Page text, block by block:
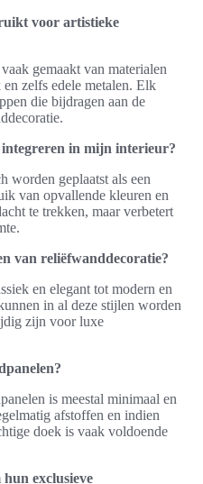
voor artistieke
gemaakt van materialen
zelfs edele metalen. Elk
die bijdragen aan de
in mijn interieur?
worden geplaatst als een
van opvallende kleuren en
te trekken, maar verbetert
van reliëfwanddecoratie?
en elegant tot modern en
in al deze stijlen worden
zijn voor luxe
is meestal minimaal en
afstoffen en indien
doek is vaak voldoende
exclusieve